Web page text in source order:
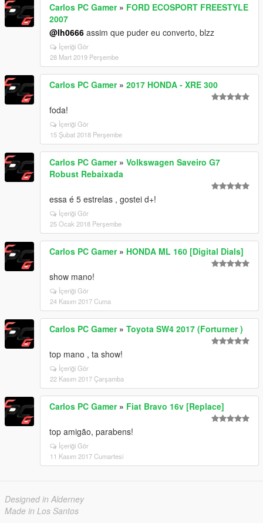
Carlos PC Gamer» FORD ECOSPORT FREESTYLE
2007
@lh0666 assim que puder eu converto, blzz
İçeriği Gör
28 Mart 2019 Perşembe
Carlos PC Gamer» 2017 HONDA - XRE 300
foda!
İçeriği Gör
15 Şubat 2018 Perşembe
Carlos PC Gamer» Volkswagen Saveiro G7
Robust Rebaixada
essa é 5 estrelas , gostei d+!
İçeriği Gör
25 Ocak 2018 Perşembe
Carlos PC Gamer» HONDA ML 160 [Digital Dials]
show mano!
İçeriği Gör
24 Kasım 2017 Cuma
Carlos PC Gamer» Toyota SW4 2017 (Forturner )
top mano , ta show!
İçeriği Gör
22 Kasım 2017 Çarşamba
Carlos PC Gamer» Fiat Bravo 16v [Replace]
top amigão, parabens!
İçeriği Gör
11 Kasım 2017 Cumartesi
Designed in Alderney
Made in Los Santos